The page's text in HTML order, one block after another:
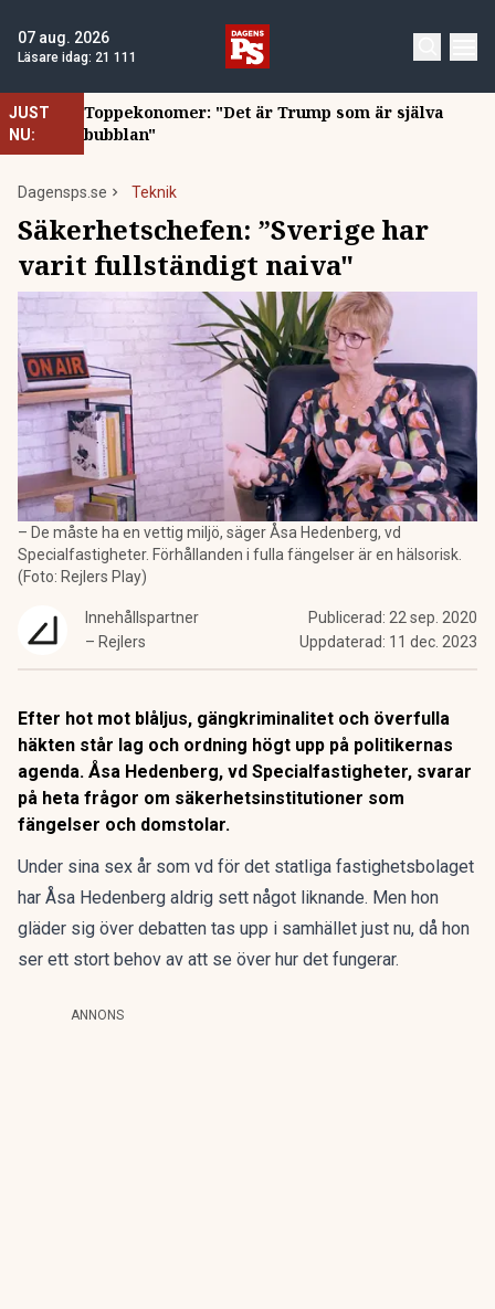
07 aug. 2026
Läsare idag: 21 111
JUST
NU:
Toppekonomer: "Det är Trump som är själva
bubblan"
Dagensps.se Teknik
Säkerhetschefen: ”Sverige har
varit fullständigt naiva"
– De måste ha en vettig miljö, säger Åsa Hedenberg, vd
Specialfastigheter. Förhållanden i fulla fängelser är en hälsorisk.
(Foto: Rejlers Play)
Innehållspartner
– Rejlers
Publicerad: 22 sep. 2020
Uppdaterad: 11 dec. 2023
Efter hot mot blåljus, gängkriminalitet och överfulla
häkten står lag och ordning högt upp på politikernas
agenda. Åsa Hedenberg, vd Specialfastigheter, svarar
på heta frågor om säkerhetsinstitutioner som
fängelser och domstolar.
Under sina sex år som vd för det statliga fastighetsbolaget
har Åsa Hedenberg aldrig sett något liknande. Men hon
gläder sig över debatten tas upp i samhället just nu, då hon
ser ett stort behov av att se över hur det fungerar.
ANNONS